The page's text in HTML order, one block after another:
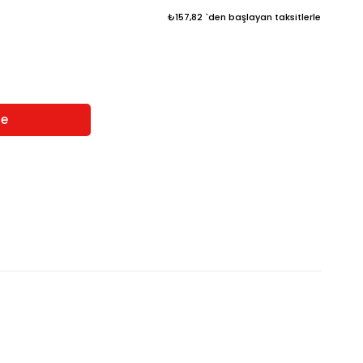
₺157,82 `den başlayan taksitlerle